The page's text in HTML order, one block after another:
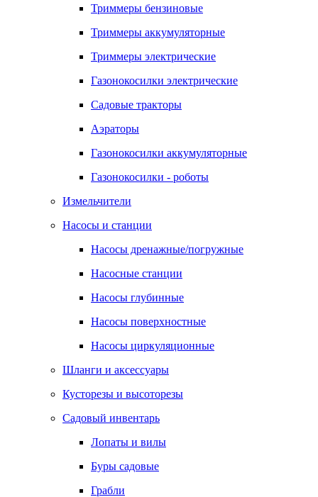
Триммеры бензиновые
Триммеры аккумуляторные
Триммеры электрические
Газонокосилки электрические
Садовые тракторы
Аэраторы
Газонокосилки аккумуляторные
Газонокосилки - роботы
Измельчители
Насосы и станции
Насосы дренажные/погружные
Насосные станции
Насосы глубинные
Насосы поверхностные
Насосы циркуляционные
Шланги и аксессуары
Кусторезы и высоторезы
Садовый инвентарь
Лопаты и вилы
Буры садовые
Грабли